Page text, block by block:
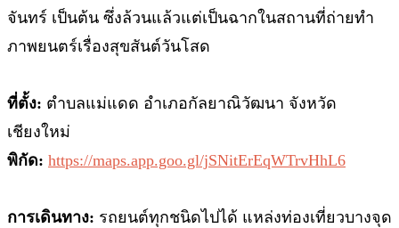
จันทร์ เป็นต้น ซึ่งล้วนแล้วแต่เป็นฉากในสถานที่ถ่ายทำ
ภาพยนตร์เรื่องสุขสันต์วันโสด
ที่ตั้ง: ตำบลแม่แดด อำเภอกัลยาณิวัฒนา จังหวัด
เชียงใหม่
พิกัด: https://maps.app.goo.gl/jSNitErEqWTrvHhL6
การเดินทาง: รถยนต์ทุกชนิดไปได้ แหล่งท่องเที่ยวบางจุด